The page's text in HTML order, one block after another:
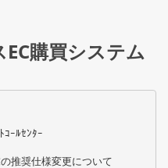
購買システム
ｰﾙｾﾝﾀｰ
推奨仕様変更について